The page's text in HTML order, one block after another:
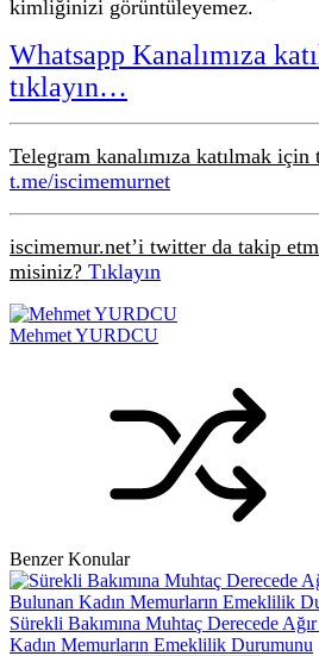
kimliğinizi görüntüleyemez.
Whatsapp Kanalımıza
tıklayın…
Telegram kanalımıza katılmak için
t.me/iscimemurnet
iscimemur.net’i twitter da takip
misiniz? Tıklayın
Mehmet YURDCU
Benzer Konular
Sürekli Bakımına Muhtaç Derecede
Kadın Memurların Emeklilik Durumunu